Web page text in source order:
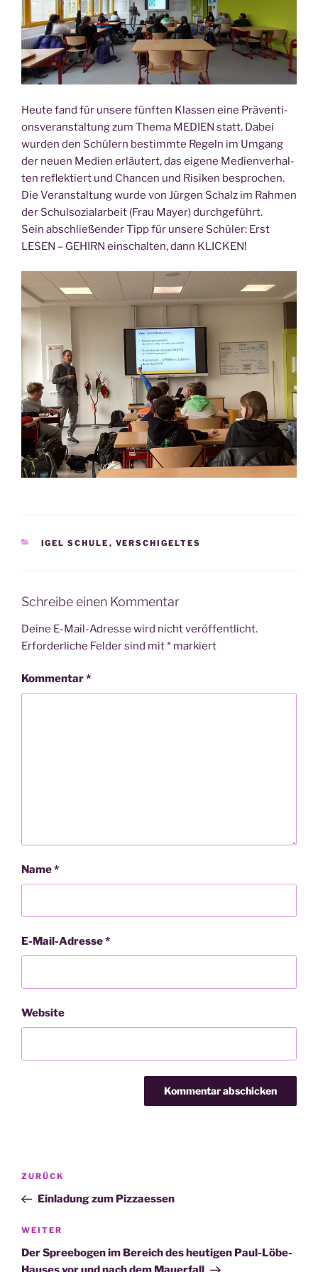
Heu­te fand für unse­re fünf­ten Klas­sen eine Prä­ven­ti­
ons­ver­an­stal­tung zum The­ma MEDIEN statt. Dabei
wur­den den Schü­lern bestimm­te Regeln im Umgang
der neu­en Medi­en erläu­tert, das eige­ne Medi­en­ver­hal­
ten reflek­tiert und Chan­cen und Risi­ken bespro­chen.
Die Ver­an­stal­tung wur­de von Jür­gen Schalz im Rah­men
der Schul­so­zi­al­ar­beit (Frau May­er) durchgeführt.
Sein abschlie­ßen­der Tipp für unse­re Schü­ler: Erst
LESEN – GEHIRN ein­schal­ten, dann KLICKEN!
KATEGORIEN
IGEL SCHULE , VERSCHIGELTES
Schreibe einen Kommentar
Deine E-Mail-Adresse wird nicht veröffentlicht.
Erforderliche Felder sind mit* markiert
Kommentar*
Name*
E-Mail-Adresse*
Website
Beitragsnavigation
Vorheriger
Beitrag
ZURÜCK
Einladung zum Pizzaessen
Nächster
Beitrag
WEITER
Der Spreebogen im Bereich des heutigen Paul-Löbe-